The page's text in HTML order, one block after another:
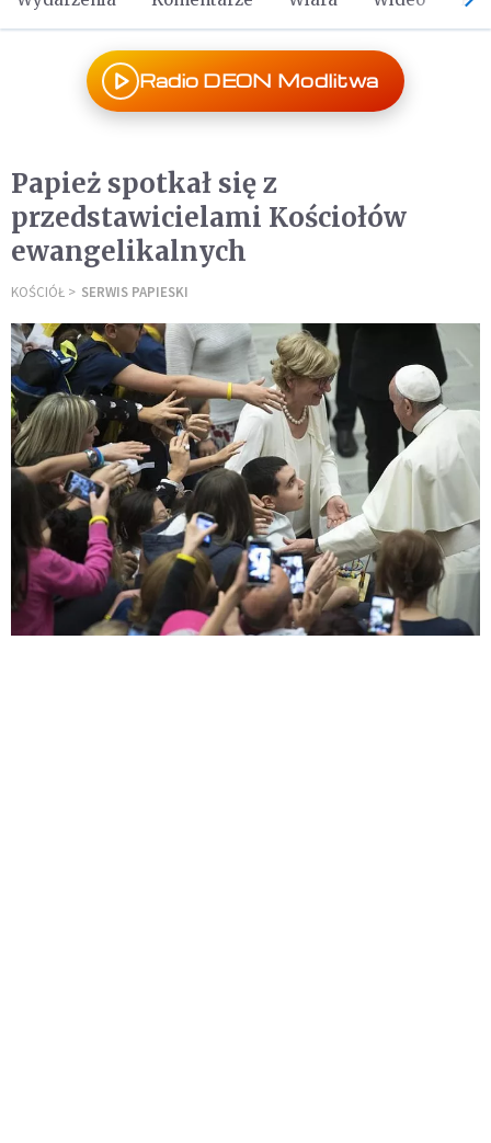
Radio DEON Modlitwa
Papież spotkał się z
przedstawicielami Kościołów
ewangelikalnych
KOŚCIÓŁ SERWIS PAPIESKI